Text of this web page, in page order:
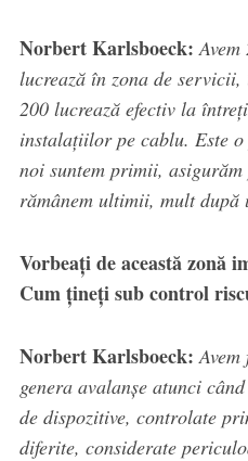
Norbert Karlsboeck:
lucrează în zona de
200 lucrează efectiv la
instalațiilor pe cablu. Este
noi suntem primii,
rămânem ultimii, mult după
Vorbeați de această zonă
Cum țineți sub control
Norbert Karlsboeck:
genera avalanșe atunci
de dispozitive, controlate
diferite, considerate